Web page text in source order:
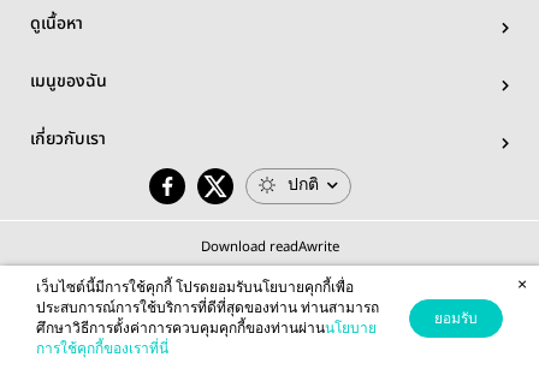
ดูเนื้อหา
เมนูของฉัน
เกี่ยวกับเรา
ปกติ
Download readAwrite
© 2026 readAwrite.com by MEB Corporation Public Company Limited
This site is protected by reCAPTCHA and the Google
เว็บไซต์นี้มีการใช้คุกกี้ โปรดยอมรับนโยบายคุกกี้เพื่อ
ประสบการณ์การใช้บริการที่ดีที่สุดของท่าน ท่านสามารถ
ศึกษาวิธีการตั้งค่าการควบคุมคุกกี้ของท่านผ่านนโยบาย
การใช้คุกกี้ของเราที่นี่
ยอมรับ
×